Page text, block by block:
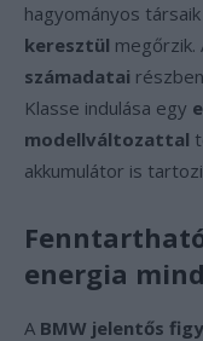
hagyományos
keresztül megőrzik.
számadatai
Klasse indulása egy
modellváltozattal
akkumulátor is
energia
A BMW jelentős